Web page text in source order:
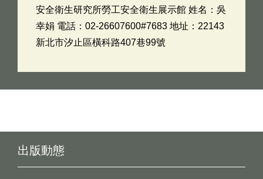
安全衛生研究所勞工安全衛生展示館 姓名：吳
幸娟 電話：02-26607600#7683 地址：22143
新北市汐止區橫科路407巷99號
出版動態